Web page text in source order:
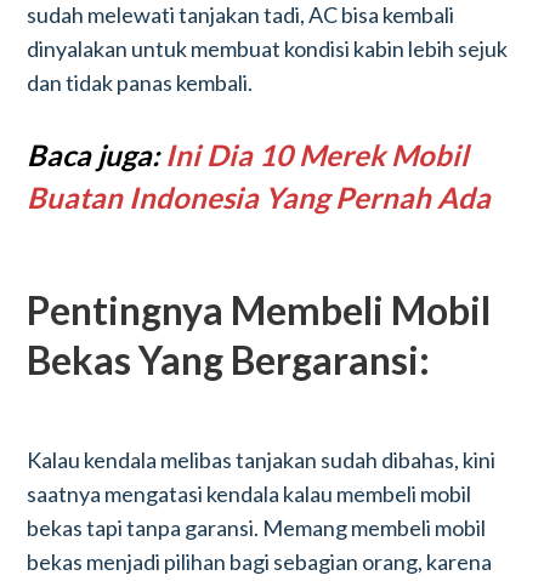
sudah melewati tanjakan tadi, AC bisa kembali
dinyalakan untuk membuat kondisi kabin lebih sejuk
dan tidak panas kembali.
Baca juga:Ini Dia 10 Merek Mobil
Buatan Indonesia Yang Pernah Ada
Pentingnya Membeli Mobil
Bekas Yang Bergaransi:
Kalau kendala melibas tanjakan sudah dibahas, kini
saatnya mengatasi kendala kalau membeli mobil
bekas tapi tanpa garansi. Memang membeli mobil
bekas menjadi pilihan bagi sebagian orang, karena